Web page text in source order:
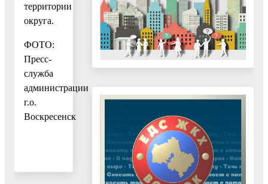
территории
округа.
ФОТО:
Пресс-
служба
администрации
г.о.
Воскресенск